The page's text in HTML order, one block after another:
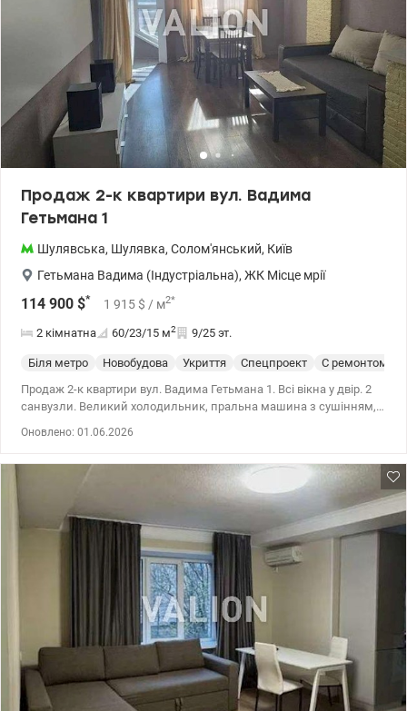
Продаж 2-к квартири вул. Вадима
Гетьмана 1
Шулявська, Шулявка, Солом'янський, Київ
Гетьмана Вадима (Індустріальна), ЖК Місце мрії
114 900 $* 1 915 $ / м2*
2 кімнатна 60/23/15 м2 9/25 эт.
Біля метро Новобудова Укриття Спецпроект
С ремонтом
Продаж 2-к квартири вул. Вадима Гетьмана 1. Всі вікна у двір. 2
санвузли. Великий холодильник, пральна машина з сушінням,
опалення. метро Шулявська - 300 м. 044 200 10 80
Оновлено: 01.06.2026